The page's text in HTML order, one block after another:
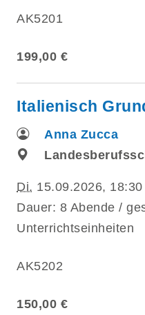
AK5201
199,00 €
Italienisch
Anna Zucca
Di. 15.09.2026,
Dauer: 8 Abende /
Unterrichtseinheiten
AK5202
150,00 €